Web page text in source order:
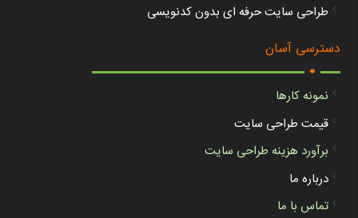
طراحی سایت حرفه ای بدون کدنویسی
دسترسی آسان
.
نمونه کارها
قیمت طراحی سایت
برآورد هزینه طراحی سایت
درباره ما
تماس با ما